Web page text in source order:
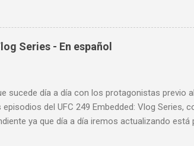
velocidad de tus desplazamientos o tu juego
puedes aprender a golpear la pera cielo
tipos de entrenamiento con la pera loca:
Series - En español
sucede día a día con los protagonistas previo
del UFC 249 Embedded: Vlog Series,
ya que día a día iremos actualizando está